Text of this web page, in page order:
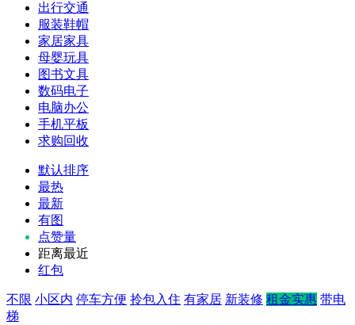
出行交通
服装鞋帽
家居家具
母婴玩具
图书文具
数码电子
电脑办公
手机平板
求购回收
默认排序
最热
最新
有图
点赞量
距离最近
红包
不限 小区内 停车方便 拎包入住 有家居 新装修 租金实惠 带电
梯